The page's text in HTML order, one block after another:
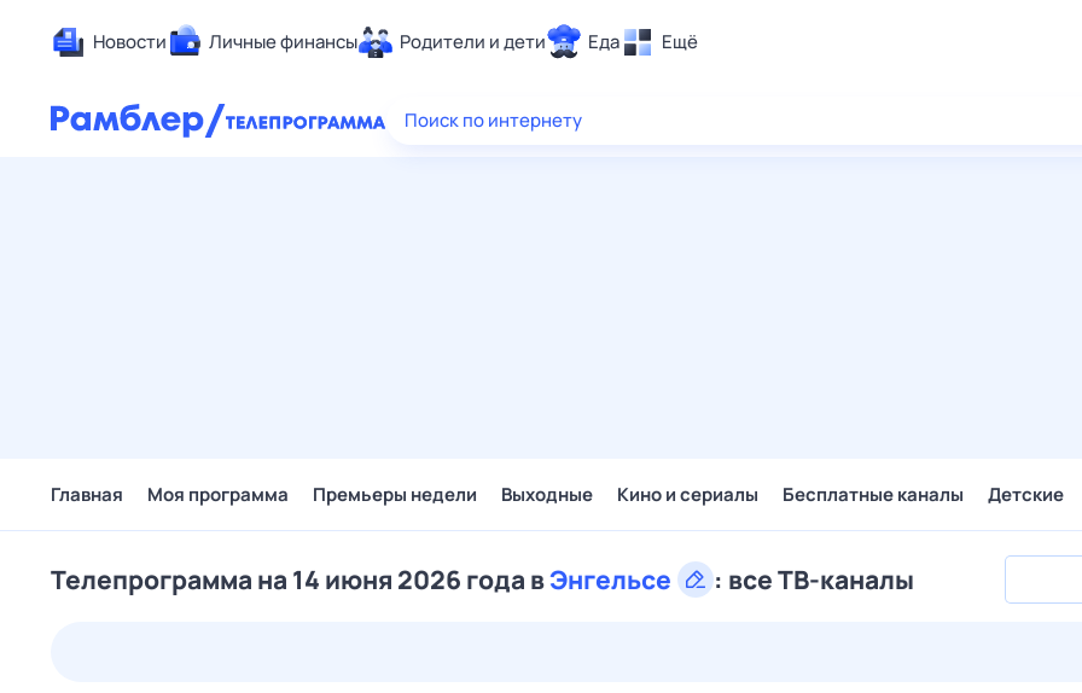
Новости Личные финансы Родители и дети Еда Ещё
Здоровье
Поиск по интернету
Главная Моя программа Премьеры недели Выходные Кино и сериалы Бесплатные каналы Детские
Телепрограмма на 14 июня 2026 года вЭнгельсе : все ТВ-каналы